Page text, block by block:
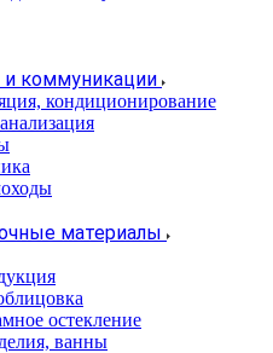
коммуникации
кондиционирование
материалы
остекление
ванны